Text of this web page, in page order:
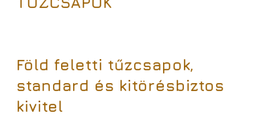
Föld feletti tűzcsapok,
standard és kitörésbiztos
kivitel